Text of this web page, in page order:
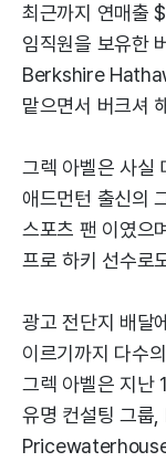
최근까지 연매출
임직원을 보유한
Berkshire
맡으면서 버크셔
그렉 아벨은 사실
애드먼턴 출신의
스포츠 팬 이였으
프로 하키 선수로
광고 전단지 배달
이르기까지 다수
그렉 아벨은 지난
유명 컨설팅 그룹